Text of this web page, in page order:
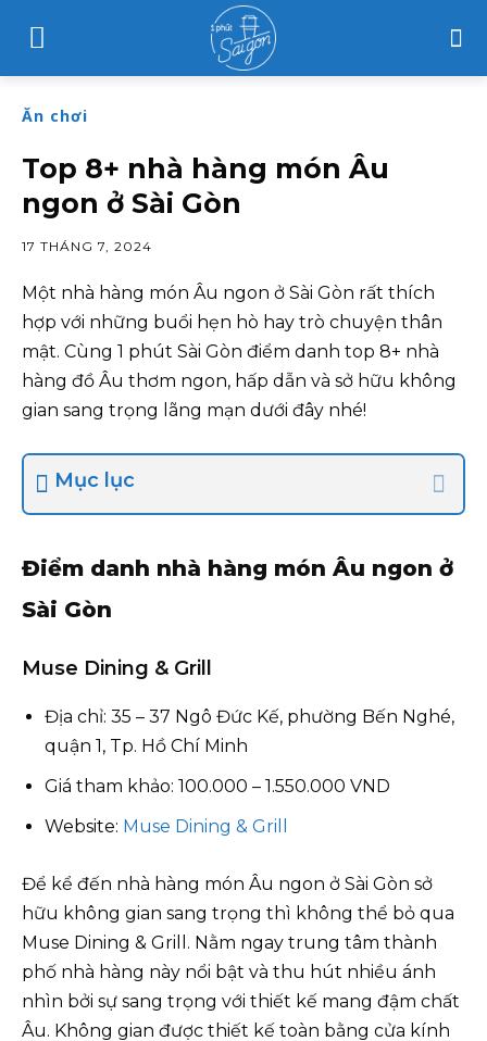
Ăn chơi
Top 8+ nhà hàng món Âu
ngon ở Sài Gòn
17 THÁNG 7, 2024
Một nhà hàng món Âu ngon ở Sài Gòn rất thích
hợp với những buổi hẹn hò hay trò chuyện thân
mật. Cùng 1 phút Sài Gòn điểm danh top 8+ nhà
hàng đồ Âu thơm ngon, hấp dẫn và sở hữu không
gian sang trọng lãng mạn dưới đây nhé!
Mục lục
Điểm danh nhà hàng món Âu ngon ở
Sài Gòn
Muse Dining & Grill
Địa chỉ: 35 – 37 Ngô Đức Kế, phường Bến Nghé,
quận 1, Tp. Hồ Chí Minh
Giá tham khảo: 100.000 – 1.550.000 VND
Website: Muse Dining & Grill
Để kể đến nhà hàng món Âu ngon ở Sài Gòn sở
hữu không gian sang trọng thì không thể bỏ qua
Muse Dining & Grill. Nằm ngay trung tâm thành
phố nhà hàng này nổi bật và thu hút nhiều ánh
nhìn bởi sự sang trọng với thiết kế mang đậm chất
Âu. Không gian được thiết kế toàn bằng cửa kính